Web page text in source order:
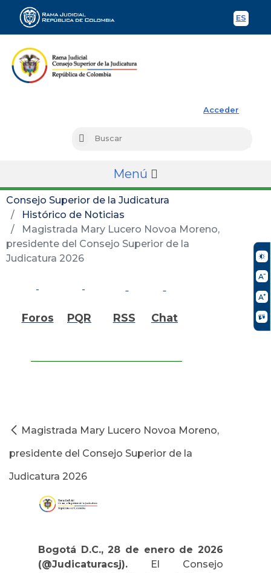
ES
Acceder
Buscar
Menú
Consejo Superior de la Judicatura
Histórico de Noticias
Magistrada Mary Lucero Novoa Moreno,
presidente del Consejo Superior de la
Judicatura 2026
Foros PQR RSS Chat
Magistrada Mary Lucero Novoa Moreno,
presidente del Consejo Superior de la
Judicatura 2026
Bogotá D.C., 28 de enero de 2026
(@Judicaturacsj). El Consejo